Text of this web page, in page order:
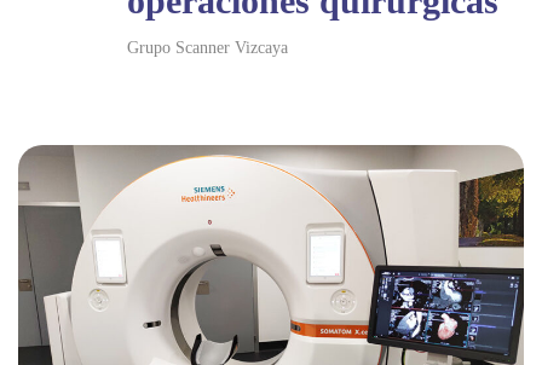
Grupo Scanner Vizcaya